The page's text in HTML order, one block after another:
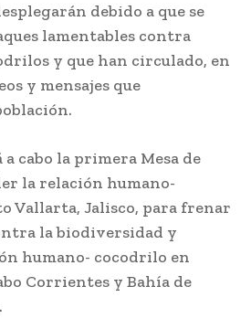
debido a que se
lamentables contra
y que han circulado, en
y mensajes que
a cabo la primera Mesa de
la relación humano-
Vallarta, Jalisco, para frenar
la biodiversidad y
humano- cocodrilo en
Corrientes y Bahía de